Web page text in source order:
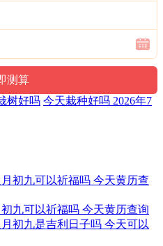
行，而在中国影响日渐式微。
：正南
“小黑道日”。凶。依古籍观
坏屋之事。此日为与月令地支
破不立，无败无成，失败乃成
破旧与反思。
光；婚姻不利夫妻别，修灶都
还；只可斩草球埋葬，破去灾
午命互禄
树好吗 今天栽种好吗 2026年7
九可以祈福吗 今天黄历查询